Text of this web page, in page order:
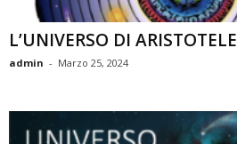
L’UNIVERSO DI ARISTOTELE
admin - Marzo 25, 2024